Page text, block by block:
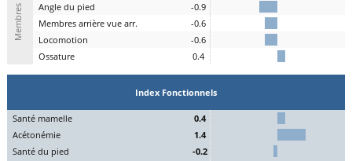
Membres
Angle du pied
-0.9
Membres arrière vue arr.
-0.6
Locomotion
-0.6
Ossature 0.4
Index Fonctionnels
Santé mamelle
0.4
Acétonémie
1.4
Santé du pied
-0.2